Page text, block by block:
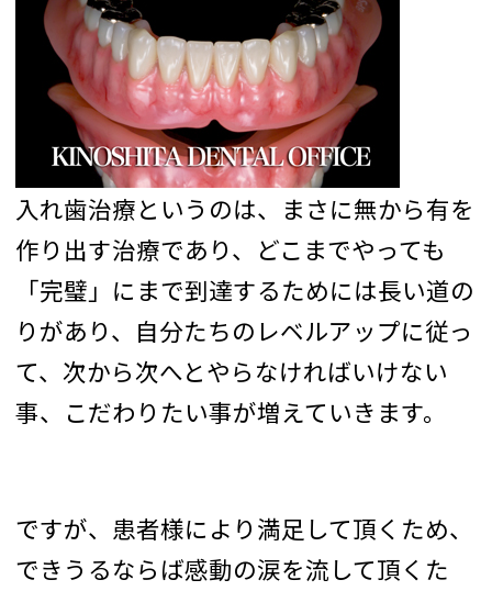
入れ歯治療というのは、まさに無から有を
作り出す治療であり、どこまでやっても
「完璧」にまで到達するためには長い道の
りがあり、自分たちのレベルアップに従っ
て、次から次へとやらなければいけない
事、こだわりたい事が増えていきます。
ですが、患者様により満足して頂くため、
できうるならば感動の涙を流して頂くた